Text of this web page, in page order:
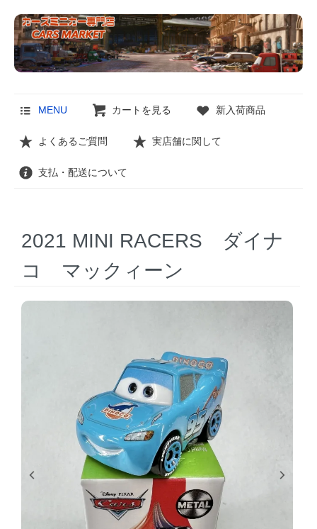
MENU カートを見る 新入荷商品
よくあるご質問 実店舗に関して
支払・配送について
2021 MINI RACERS ダイナ
コ マックィーン